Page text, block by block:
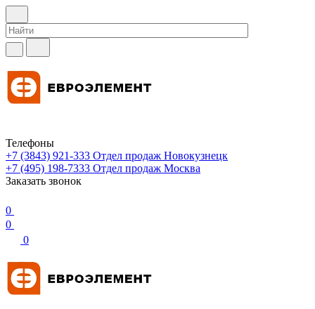
Телефоны
+7 (3843) 921-333 Отдел продаж Новокузнецк
+7 (495) 198-7333 Отдел продаж Москва
Заказать звонок
0
0
0